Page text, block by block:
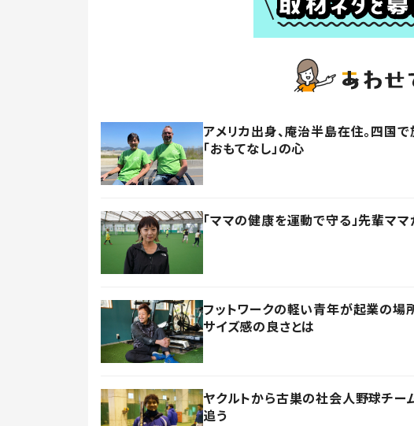
アメリカ出身、庵治半島在住。四国
「おもてなし」の心
「ママの健康を運動で守る」先輩
フットワークの軽い青年が起業の場
サイズ感の良さとは
ヤクルトから古巣の社会人野球チ
追う